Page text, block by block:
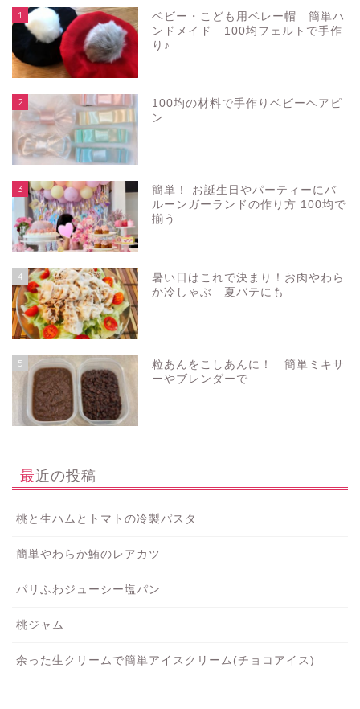
1
ベビー・こども用ベレー帽 簡単ハ
ンドメイド 100均フェルトで手作
り♪
2
100均の材料で手作りベビーヘアピ
ン
3
簡単！ お誕生日やパーティーにバ
ルーンガーランドの作り方 100均で
揃う
4
暑い日はこれで決まり！お肉やわら
か冷しゃぶ 夏バテにも
5
粒あんをこしあんに！ 簡単ミキサ
ーやブレンダーで
最近の投稿
桃と生ハムとトマトの冷製パスタ
簡単やわらか鮪のレアカツ
パリふわジューシー塩パン
桃ジャム
余った生クリームで簡単アイスクリーム(チョコアイス)